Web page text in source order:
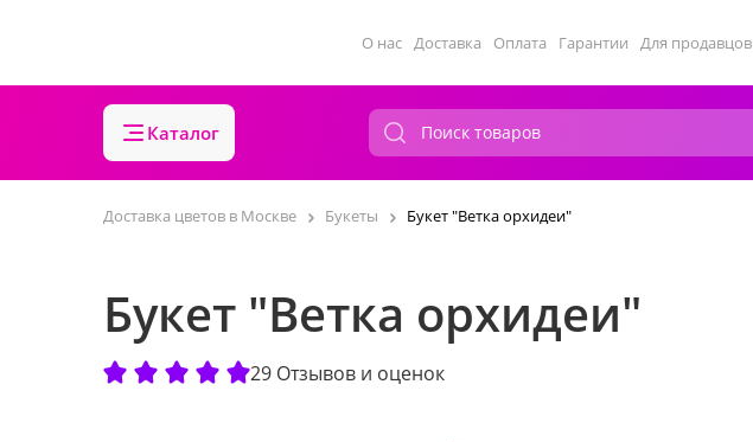
О нас Доставка Оплата Гарантии Для продавцов
Каталог
Доставка цветов в Москве Букеты Букет "Ветка орхидеи"
Букет "Ветка орхидеи"
29 Отзывов и оценок